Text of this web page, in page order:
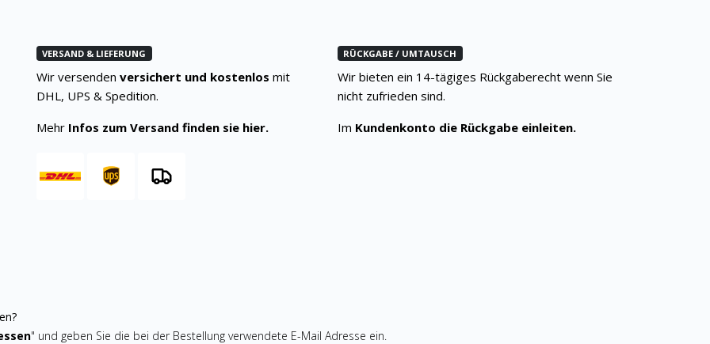
VERSAND & LIEFERUNG
Wir versenden versichert und kostenlos mit
DHL, UPS & Spedition.
Mehr Infos zum Versand finden sie hier.
RÜCKGABE / UMTAUSCH
Wir bieten ein 14-tägiges Rückgaberecht wenn Sie
nicht zufrieden sind.
Im Kundenkonto die Rückgabe einleiten.
" und geben Sie die bei der Bestellung verwendete E-Mail Adresse ein.